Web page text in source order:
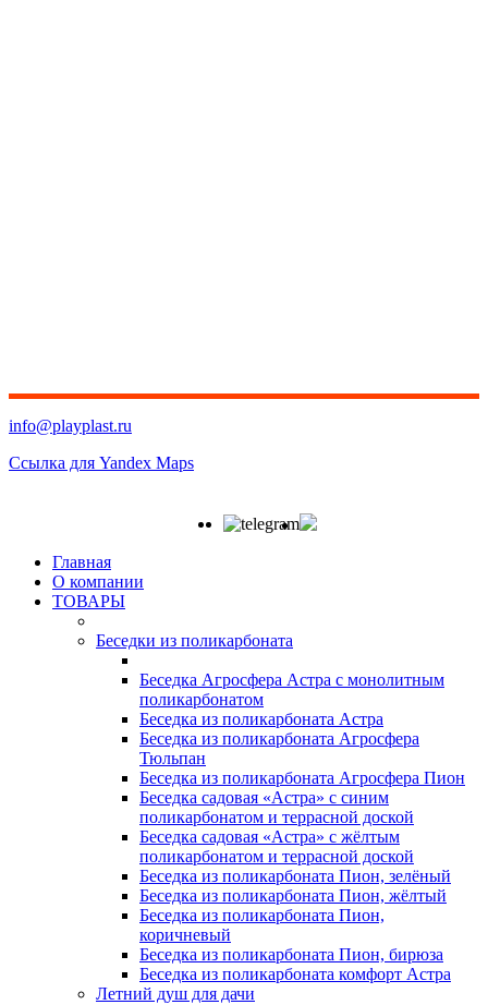
info@playplast.ru
Ссылка для Yandex Maps
Главная
О компании
ТОВАРЫ
Беседки из поликарбоната
Беседка Агросфера Астра с монолитным
поликарбонатом
Беседка из поликарбоната Астра
Беседка из поликарбоната Агросфера
Тюльпан
Беседка из поликарбоната Агросфера Пион
Беседка садовая «Астра» с синим
поликарбонатом и террасной доской
Беседка садовая «Астра» с жёлтым
поликарбонатом и террасной доской
Беседка из поликарбоната Пион, зелёный
Беседка из поликарбоната Пион, жёлтый
Беседка из поликарбоната Пион,
коричневый
Беседка из поликарбоната Пион, бирюза
Беседка из поликарбоната комфорт Астра
Летний душ для дачи